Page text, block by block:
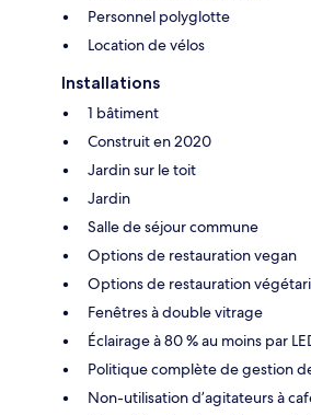
Personnel polyglotte
Location de vélos
Installations
1 bâtiment
Construit en 2020
Jardin sur le toit
Jardin
Salle de séjour commune
Options de restauration vegan
Options de restauration
Fenêtres à double vitrage
Éclairage à 80 % au moins par
Politique complète de gestion
Non-utilisation d’agitateurs à